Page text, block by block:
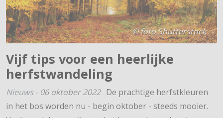
© foto Shutterstock
Vijf tips voor een heerlijke
herfstwandeling
Nieuws - 06 oktober 2022 De prachtige herfstkleuren
in het bos worden nu - begin oktober - steeds mooier.